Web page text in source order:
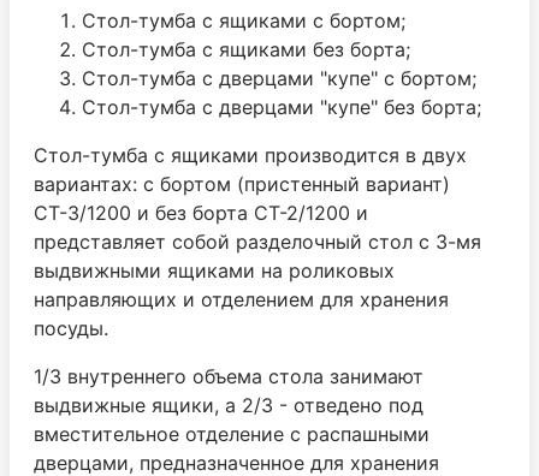
Стол-тумба с ящиками с бортом;
Стол-тумба с ящиками без борта;
Стол-тумба с дверцами "купе" с бортом;
Стол-тумба с дверцами "купе" без борта;
Стол-тумба с ящиками производится в двух
вариантах: с бортом (пристенный вариант)
СТ-3/1200 и без борта СТ-2/1200 и
представляет собой разделочный стол с 3-мя
выдвижными ящиками на роликовых
направляющих и отделением для хранения
посуды.
1/3 внутреннего объема стола занимают
выдвижные ящики, а 2/3 - отведено под
вместительное отделение с распашными
дверцами, предназначенное для хранения